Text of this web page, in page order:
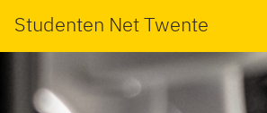
Studenten Net Twente